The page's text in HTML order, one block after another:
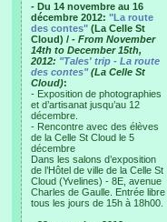
- Du 14 novembre au 16
décembre 2012: "La route
des contes" (La Celle St
Cloud) / - From November
14th to December 15th,
2012: "Tales' trip - La route
des contes"(La Celle St
Cloud):
- Exposition de photographies
et d’artisanat jusqu’au 12
décembre.
- Rencontre avec des élèves
de la Celle St Cloud le 5
décembre
Dans les salons d’exposition
de l’Hôtel de ville de la Celle St
Cloud (Yvelines) - 8E, avenue
Charles de Gaulle. Entrée libre
tous les jours de 15h à 18h00.